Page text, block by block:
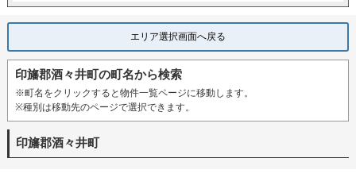
エリア選択画面へ戻る
印旛郡酒々井町の町名から検索
※町名をクリックすると物件一覧ページに移動します。
※種別は移動先のページで選択できます。
印旛郡酒々井町